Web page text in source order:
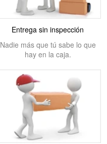
Entrega sin inspección
Nadie más que tú sabe lo que
hay en la caja.